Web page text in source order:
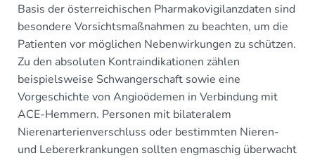
Basis der österreichischen Pharmakovigilanzdaten sind
besondere Vorsichtsmaßnahmen zu beachten, um die
Patienten vor möglichen Nebenwirkungen zu schützen.
Zu den absoluten Kontraindikationen zählen
beispielsweise Schwangerschaft sowie eine
Vorgeschichte von Angioödemen in Verbindung mit
ACE-Hemmern. Personen mit bilateralem
Nierenarterienverschluss oder bestimmten Nieren-
und Lebererkrankungen sollten engmaschig überwacht